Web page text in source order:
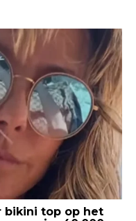
bikini top op het